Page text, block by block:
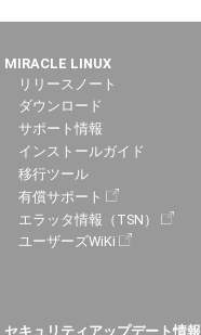
MIRACLE LINUX
リリースノート
ダウンロード
サポート情報
インストールガイド
移行ツール
有償サポート
エラッタ情報（TSN）
ユーザーズWiKi
セキュリティアップデート情報